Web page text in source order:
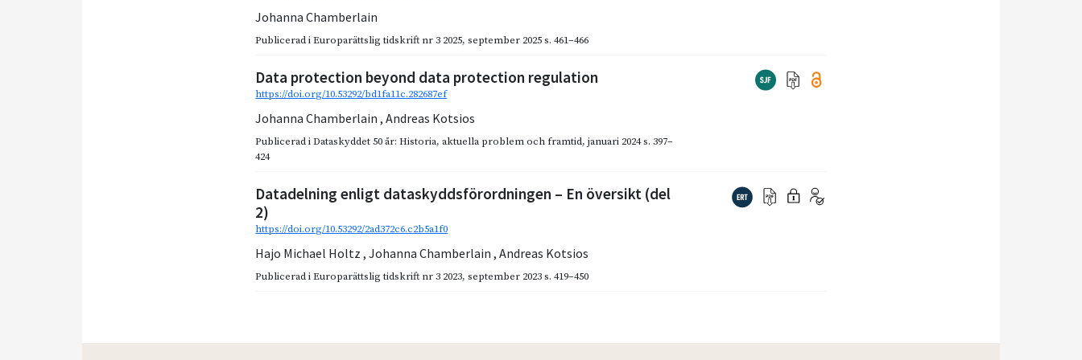
Johanna Chamberlain
Publicerad iEuroparättslig tidskrift nr 3 2025,september 2025 s. 461–466
Data protection beyond data protection regulation
https://doi.org/10.53292/bd1fa11c.282687ef
Johanna Chamberlain,Andreas Kotsios
Publicerad iDataskyddet 50 år: Historia, aktuella problem och framtid,januari 2024s. 397–
424
Datadelning enligt dataskyddsförordningen – En översikt (del
2)
https://doi.org/10.53292/2ad372c6.c2b5a1f0
Hajo Michael Holtz,Johanna Chamberlain,Andreas Kotsios
Publicerad iEuroparättslig tidskrift nr 3 2023,september 2023 s. 419–450